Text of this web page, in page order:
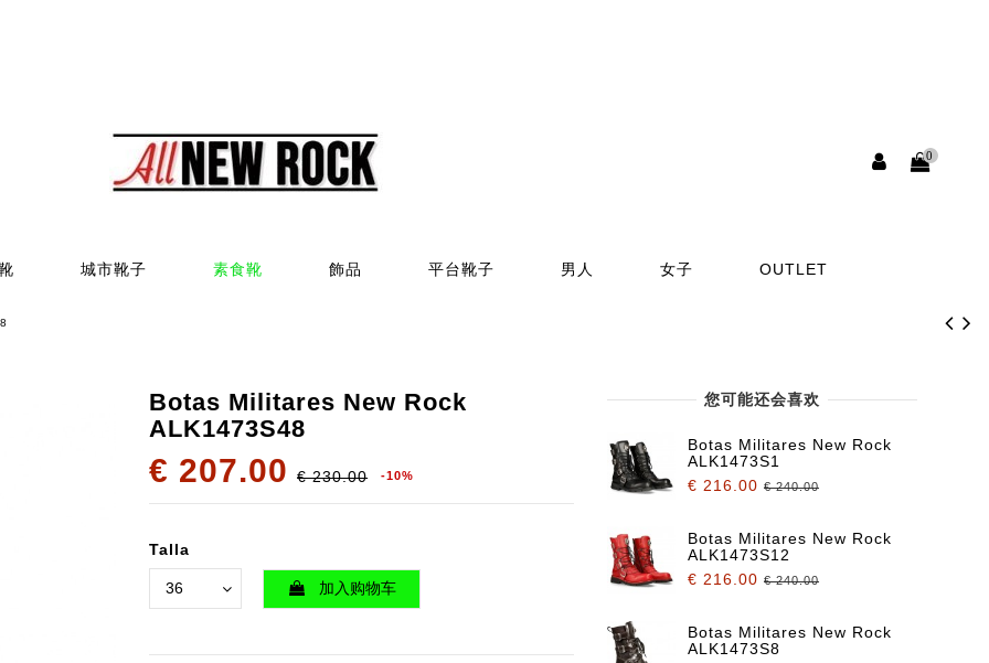
0
城市靴子 素食靴 飾品 平台靴子 男人 女子 OUTLET
Botas Militares New Rock
ALK1473S48
€ 207.00 € 230.00 -10%
Talla
加入购物车
您可能还会喜欢
€ 234.00
€ 234.00
Botas Militares New Rock
ALK1473S1
€ 216.00 € 240.00
Botas Militares New Rock
ALK1473S12
€ 216.00 € 240.00
Botas Militares New Rock
ALK1473S8